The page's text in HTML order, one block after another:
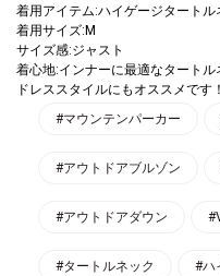
着用アイテム:ハイゲージタートル
着用サイズ:M
サイズ感:ジャスト
着心地:インナーに最適なタートル
ドレススタイルにもオススメです！
#マウンテンパーカー
#アウトドアブルゾン
#アウトドアダウン
#タートルネック #ハ